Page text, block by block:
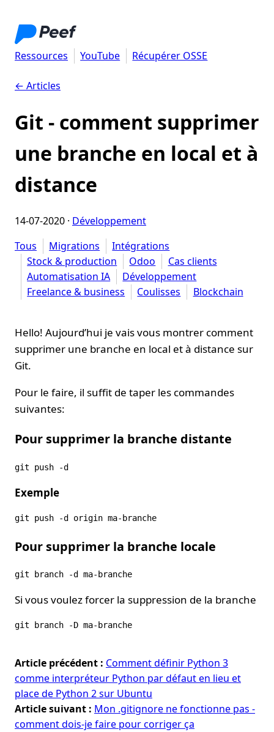
Ressources YouTube Récupérer OSSE
← Articles
Git - comment supprimer
une branche en local et à
distance
14-07-2020 · Développement
Tous
Migrations
Intégrations
Stock & production
Odoo
Cas clients
Automatisation IA
Développement
Freelance & business
Coulisses Blockchain
Hello! Aujourd’hui je vais vous montrer comment
supprimer une branche en local et à distance sur
Git.
Pour le faire, il suffit de taper les commandes
suivantes:
Pour supprimer la branche distante
Exemple
Pour supprimer la branche locale
Si vous voulez forcer la suppression de la branche
Article précédent : Comment définir Python 3
comme interpréteur Python par défaut en lieu et
place de Python 2 sur Ubuntu
Article suivant : Mon .gitignore ne fonctionne pas -
comment dois-je faire pour corriger ça